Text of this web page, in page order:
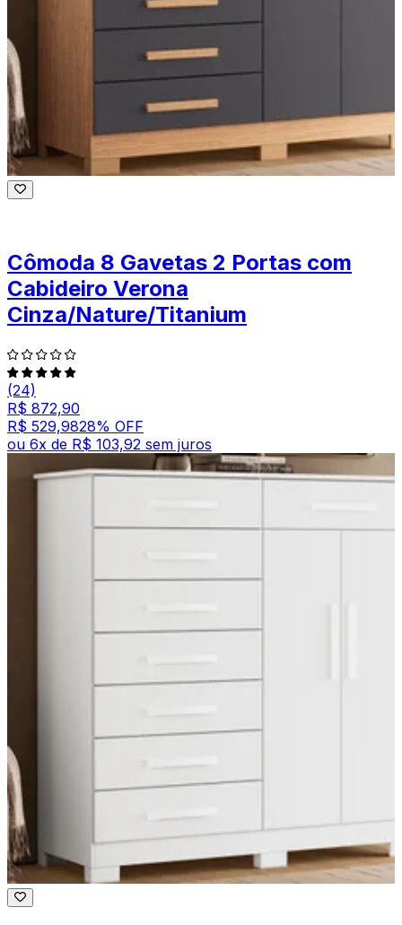
Cômoda 8 Gavetas 2 Portas com
Cabideiro Verona
Cinza/Nature/Titanium
(24)
R$ 872,90
R$ 529,9828% OFF
ou 6x de R$ 103,92 sem juros